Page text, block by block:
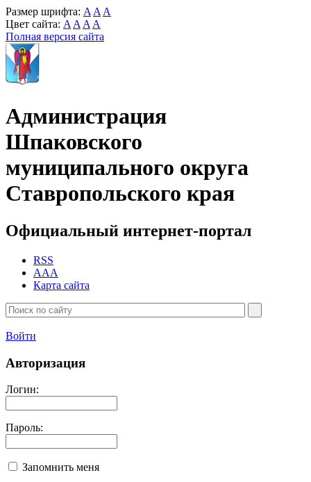
Размер шрифта: A A A
Цвет сайта: A A A A
Полная версия сайта
Администрация
Шпаковского
муниципального округа
Ставропольского края
Официальный интернет-портал
RSS
AAA
Карта сайта
Войти
Авторизация
Логин:
Пароль:
Запомнить меня